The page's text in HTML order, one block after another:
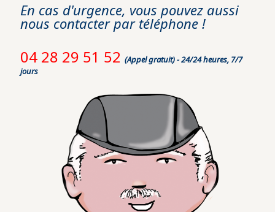
En cas d'urgence, vous pouvez aussi
nous contacter par téléphone !
04 28 29 51 52 (Appel gratuit) - 24/24 heures, 7/7
jours